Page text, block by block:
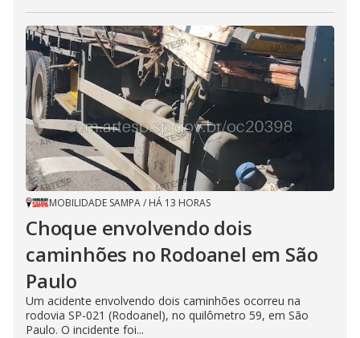
MOBILIDADE SAMPA/ HÁ 13 HORAS
Choque envolvendo dois
caminhões no Rodoanel em São
Paulo
Um acidente envolvendo dois caminhões ocorreu na
rodovia SP-021 (Rodoanel), no quilômetro 59, em São
Paulo. O incidente foi...